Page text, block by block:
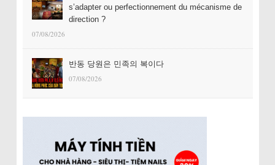
s’adapter ou perfectionnement du mécanisme de
direction ?
07/08/2026
반동 당원은 민족의 복이다
07/08/2026